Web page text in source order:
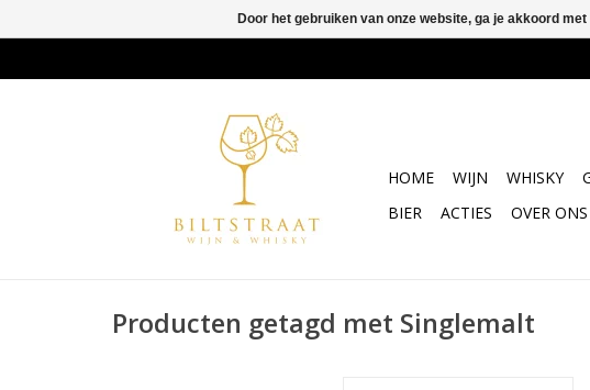
HOME WIJN WHISKY
BIER
ACTIES OVER ONS
Producten getagd met Singlemalt
Door het gebruiken van onze website, ga je akkoord